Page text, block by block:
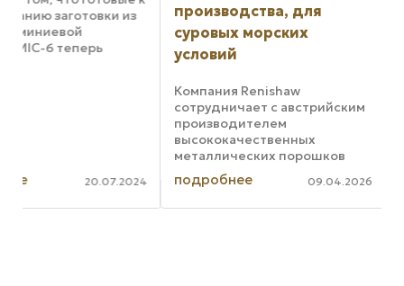
производства, для
суровых морских
условий
сотрудничает с австрийским
высококачественных
металлических порошков
решений в области
аддитивного производства
подробнее 09.04.2026
Использование
систем для
предприятия более
эффективными и
прибыльными, чем
бы возможно в
Coromant
CoroPlus ...
подробнее